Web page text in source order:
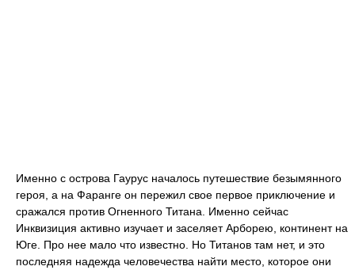
Именно с острова Гаурус началось путешествие безымянного
героя, а на Фаранге он пережил свое первое приключение и
сражался против Огненного Титана. Именно сейчас
Инквизиция активно изучает и заселяет Арборею, континент на
Юге. Про нее мало что известно. Но Титанов там нет, и это
последняя надежда человечества найти место, которое они